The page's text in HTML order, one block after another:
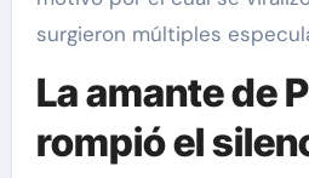
surgieron múltiples
La amante de
rompió el